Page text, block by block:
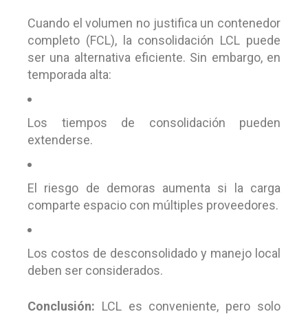
Cuando el volumen no justifica un contenedor
completo (FCL), la consolidación LCL puede
ser una alternativa eficiente. Sin embargo, en
temporada alta:
Los tiempos de consolidación pueden
extenderse.
El riesgo de demoras aumenta si la carga
comparte espacio con múltiples proveedores.
Los costos de desconsolidado y manejo local
deben ser considerados.
Conclusión: LCL es conveniente, pero solo